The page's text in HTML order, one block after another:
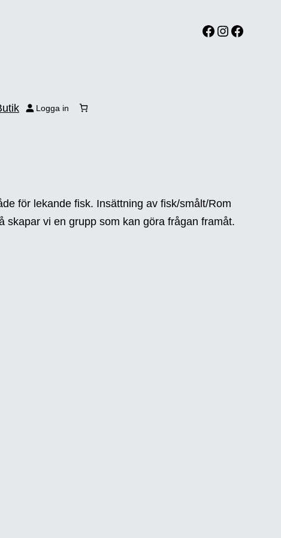
Facebook Instagram Facebook
Logga in
för lekande fisk. Insättning av fisk/smålt/Rom
skapar vi en grupp som kan göra frågan framåt.